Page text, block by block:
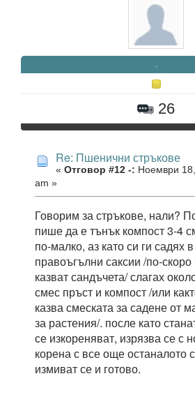
26
Re: Пшенични стръкове
« Отговор #12 -: Ноември
am »
Говорим за стръкове, нали?
пише да е тънък компост 3-4
по-малко, аз като си ги садях в
правоъгълни саксии /по-
казват сандъчета/ слагах
смес пръст и компост /или
казва смеската за садене от
за растения/. после като
се изкореняват, изрязва се с
корена с все още останалото
измиват се и готово.